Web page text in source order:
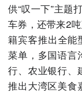
供“叹一下”主题
车券，还带来2
籍宾客推出全能
菜单，多国语言
行、农业银行、
推出大湾区美食